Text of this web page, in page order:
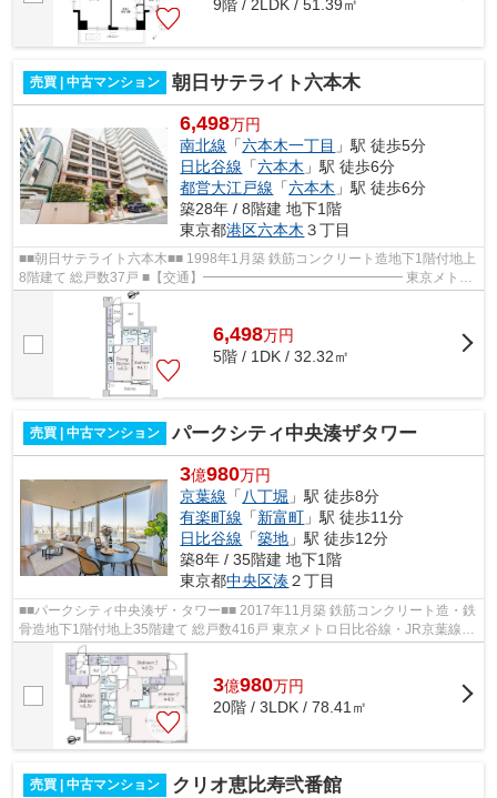
9階 / 2LDK / 51.39㎡
売買 | 中古マンション 朝日サテライト六本木
6,498万円
南北線 「六本木一丁目 」駅 徒歩5分
日比谷線 「六本木 」駅 徒歩6分
都営大江戸線 「六本木 」駅 徒歩6分
築28年 / 8階建 地下1階
東京都港区六本木 ３丁目
■■朝日サテライト六本木■■ 1998年1月築 鉄筋コンクリート造地下1階付地上
8階建て 総戸数37戸 ■【交通】━━━━━━━━━━━━━━━ 東京メトロ
南北線『六本木一丁目』駅徒歩5分 東京メトロ日...
6,498万円
5階 / 1DK / 32.32㎡
売買 | 中古マンション パークシティ中央湊ザタワー
3億980万円
京葉線 「八丁堀 」駅 徒歩8分
有楽町線 「新富町 」駅 徒歩11分
日比谷線 「築地 」駅 徒歩12分
築8年 / 35階建 地下1階
東京都中央区湊２丁目
■■パークシティ中央湊ザ・タワー■■ 2017年11月築 鉄筋コンクリート造・鉄
骨造地下1階付地上35階建て 総戸数416戸 東京メトロ日比谷線・JR京葉線
3億980万円
20階 / 3LDK / 78.41㎡
売買 | 中古マンション クリオ恵比寿弐番館